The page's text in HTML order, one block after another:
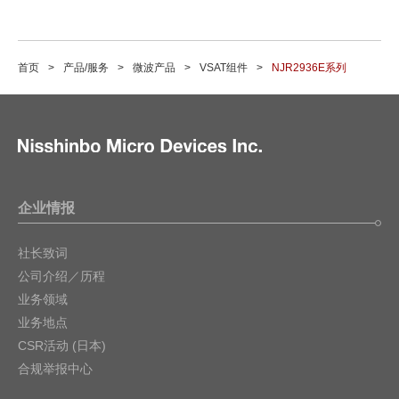
首页 产品/服务 微波产品 VSAT组件 NJR2936E系列
企业情报
社长致词
公司介绍／历程
业务领域
业务地点
CSR活动 (日本)
合规举报中心